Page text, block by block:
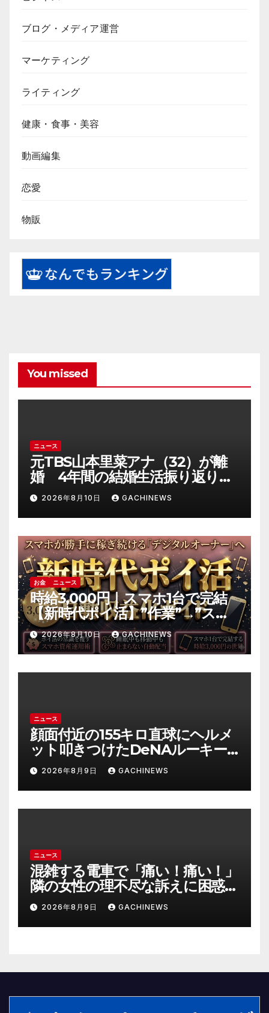
ブログ・メディア運営
マーケティング
ライティング
健康・食事・美容
動画編集
恋愛
物販
You missed
ニュース
元TBS山本里菜アナ（32）が離
婚 4年間の結婚生活振り返り
「ともに歩んできた道は宝物」
(J-CASTニュース)
2026年8月10日 GACHINEWS
お金 ニュース
時給3,000円｜スマホ1台で完結
【新時代ポイ活】”作業”→”スマ
ホ資産の運用”へ｜自動収益の仕
組み化の全手順
2026年8月10日 GACHINEWS
ニュース
顔面付近の155キロ直球にヘルメ
ット叩きつけたDeNAルーキー
宮下朝陽に擁護の声 「負けん気
必要」と球団OB(J-CASTニュー
ス)
2026年8月9日 GACHINEWS
ニュース
混雑する電車で「痛い！痛い！」
隣の女性の理不尽な訴えに困惑
時間が過ぎるのを待つしかなか
った(J-CASTニュース)
2026年8月9日 GACHINEWS